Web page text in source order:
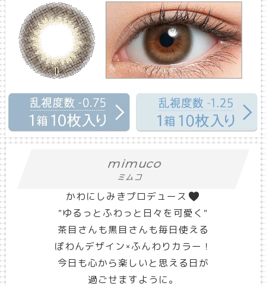
mimuco
ミムコ
かわにしみきプロデュース
”ゆるっとふわっと日々を可愛く”
茶目さんも黒目さんも毎日使える
ぽわんデザイン×ふんわりカラー！
今日も心から楽しいと思える日が
過ごせますように。